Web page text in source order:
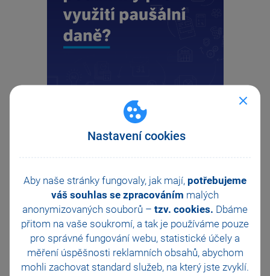
Nastavení cookies
Aby naše stránky fungovaly, jak mají, potřebujeme
váš souhlas se zpracováním malých
anonymizovaných souborů – tzv. cookies. Dbáme
přitom na vaše soukromí, a tak je používáme pouze
pro správné fungování webu, statistické účely a
měření úspěšnosti reklamních obsahů, abychom
mohli zachovat standard služeb, na který jste zvyklí.